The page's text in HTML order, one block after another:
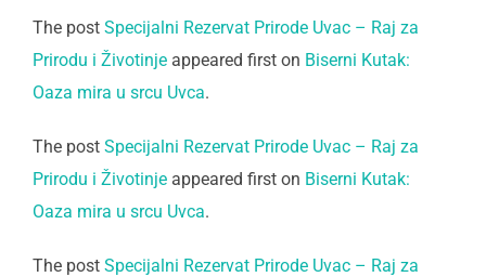
The post Specijalni Rezervat Prirode Uvac – Raj za
Prirodu i Životinje appeared first on Biserni Kutak:
Oaza mira u srcu Uvca.
The post Specijalni Rezervat Prirode Uvac – Raj za
Prirodu i Životinje appeared first on Biserni Kutak:
Oaza mira u srcu Uvca.
The post Specijalni Rezervat Prirode Uvac – Raj za